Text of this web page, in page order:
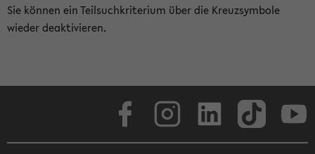
Sie können ein Teilsuchkriterium über die Kreuzsymbole
wieder deaktivieren.